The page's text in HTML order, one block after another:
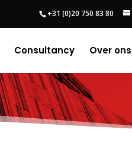
+31 (0)20 750 83 80
Consultancy Over ons